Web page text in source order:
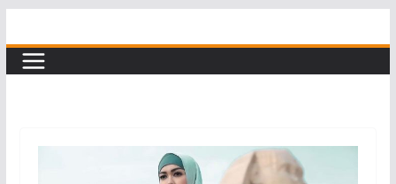
to
content